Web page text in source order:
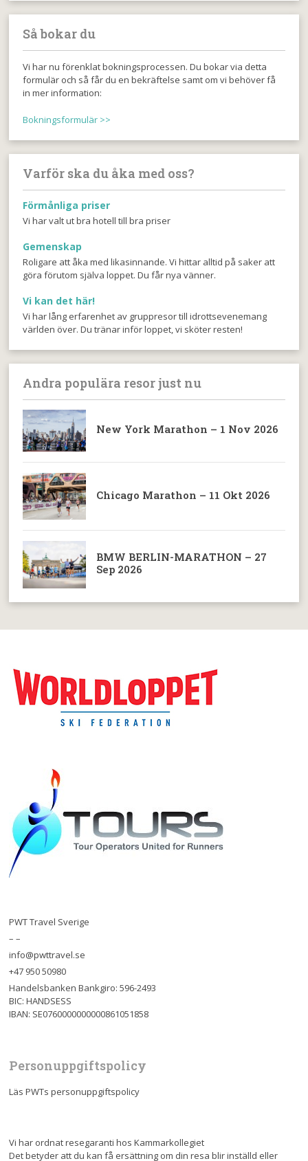
Så bokar du
Vi har nu förenklat bokningsprocessen. Du bokar via detta
formulär och så får du en bekräftelse samt om vi behöver få
in mer information:
Bokningsformulär >>
Varför ska du åka med oss?
Förmånliga priser
Vi har valt ut bra hotell till bra priser
Gemenskap
Roligare att åka med likasinnande. Vi hittar alltid på saker att
göra förutom själva loppet. Du får nya vänner.
Vi kan det här!
Vi har lång erfarenhet av gruppresor till idrottsevenemang
världen över. Du tränar inför loppet, vi sköter resten!
Andra populära resor just nu
New York Marathon – 1 Nov 2026
Chicago Marathon – 11 Okt 2026
BMW BERLIN-MARATHON – 27
Sep 2026
PWT Travel Sverige
– –
info@pwttravel.se
+47 950 50980
Handelsbanken Bankgiro: 596-2493
BIC: HANDSESS
IBAN: SE0760000000000861051858
Personuppgiftspolicy
Läs PWTs personuppgiftspolicy
Vi har ordnat resegaranti hos Kammarkollegiet
Det betyder att du kan få ersättning om din resa blir inställd eller